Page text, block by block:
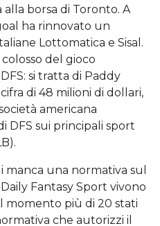
borsa di Toronto. A
ha rinnovato un
Lottomatica e Sisal.
del gioco
si tratta di Paddy
di 48 milioni di dollari,
americana
DFS sui principali sport
manca una normativa sul
Fantasy Sport vivono
momento più di 20 stati
che autorizzi il